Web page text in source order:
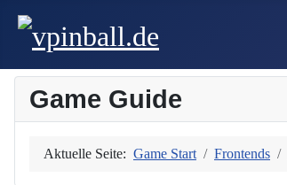
Game Guide
Aktuelle Seite: Game Start Frontends